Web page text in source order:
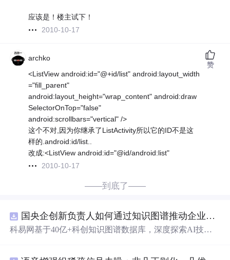
应该是！楼主试下！
2010-10-17
archko
<ListView android:id="@+id/list" android:layout_width
="fill_parent"
android:layout_height="wrap_content" android:draw
SelectorOnTop="false"
android:scrollbars="vertical" />
这个不对,因为你继承了ListActivity所以它的ID不是这
样的.android:id/list..
改成:<ListView android:id="@id/android:list"
2010-10-17
赞
——到底了——
国央企创新负责人如何通过知识图谱推动企业技术创新与外部资源高效对接？.docx
科易网基于40亿+科创知识图谱数据库，深度探索AI技术